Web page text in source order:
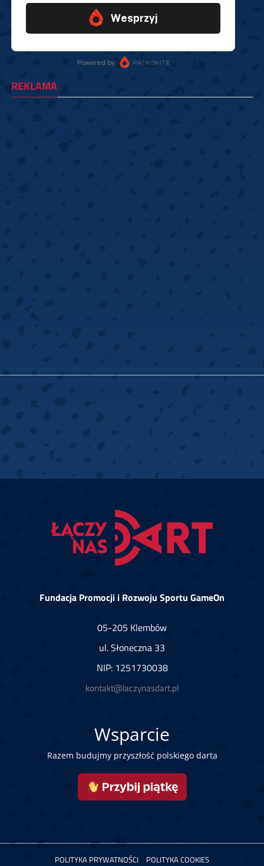
REKLAMA
Fundacja Promocji i Rozwoju Sportu GameOn
05-205 Klembów
ul. Słoneczna 33
NIP: 1251730038
kontakt@laczynasdart.pl
Wsparcie
Razem budujmy przyszłość polskiego darta
POLITYKA PRYWATNOŚCI POLITYKA COOKIES